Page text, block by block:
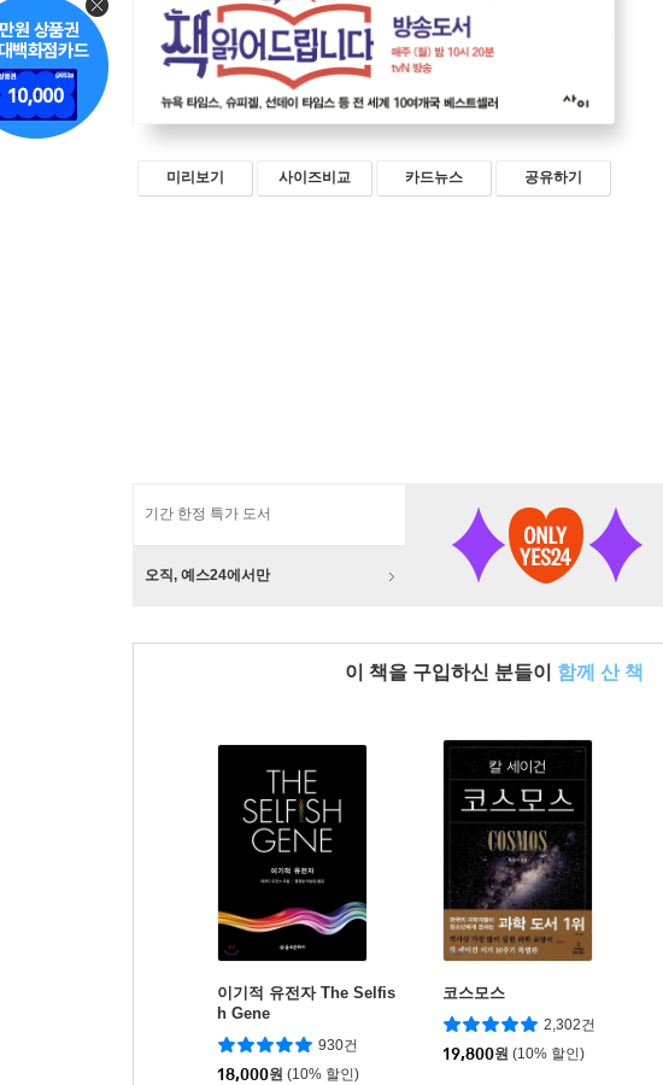
미리보기 사이즈비교 카드뉴스 공유하기
기간 한정 특가 도서
오직, 예스24에서만
이 책을 구입하신 분들이 함께 산 책
이기적 유전자 The Selfis
h Gene
930건
18,000원 (10% 할인)
코스모스
2,302건
19,800원 (10% 할인)